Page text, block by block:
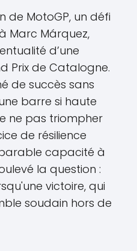
de MotoGP, un défi
Marc Márquez,
d’une
Prix de Catalogne.
de succès sans
barre si haute
ne pas triompher
de résilience
capacité à
la question :
victoire, qui
soudain hors de